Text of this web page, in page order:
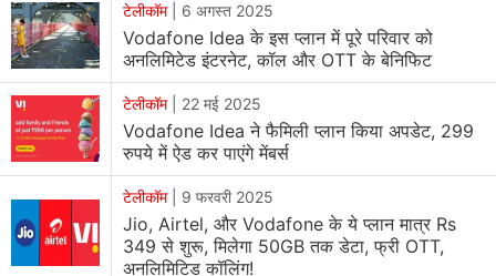
टेलीकॉम| 6 अगस्त 2025
Vodafone Idea के इस प्लान में पूरे परिवार को
अनलिमिटेड इंटरनेट, कॉल और OTT के बेनिफिट
टेलीकॉम| 22 मई 2025
Vodafone Idea ने फैमिली प्लान किया अपडेट, 299
रुपये में ऐड कर पाएंगे मेंबर्स
टेलीकॉम| 9 फरवरी 2025
Jio, Airtel, और Vodafone के ये प्लान मात्र Rs
349 से शुरू, मिलेगा 50GB तक डेटा, फ्री OTT,
अनलिमिटिड कॉलिंग!